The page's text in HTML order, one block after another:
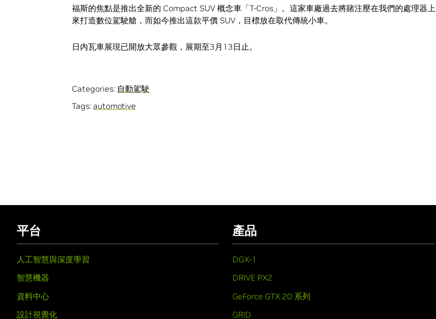
福斯的焦點是推出全新的 Compact SUV 概念車「T-Cros」。這家車廠過去將賭注壓在我們的處理器上
來打造數位駕駛艙，而如今推出這款平價 SUV，目標放在取代傳統小車。
日內瓦車展現已開放大眾參觀，展期至3月13日止。
Categories: 自動駕駛
Tags: automotive
平台
人工智慧與深度學習
智慧機器
資料中心
設計視覺化
產品
DGX-1
DRIVE PX2
GeForce GTX 20 系列
GRID